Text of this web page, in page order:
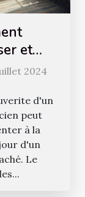
et
vos2024
d'un
peut
à la
d'un
Le